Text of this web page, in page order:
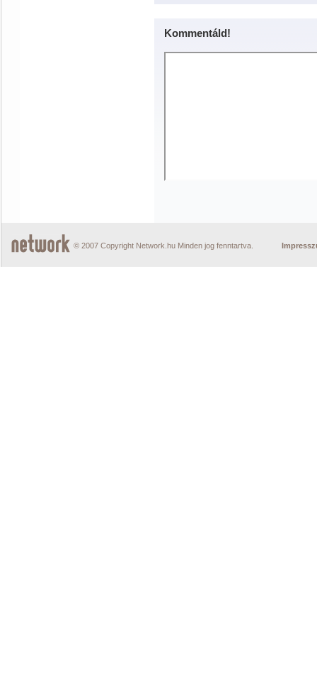
Kommentáld!
© 2007 Copyright Network.hu Minden jog fenntartva.